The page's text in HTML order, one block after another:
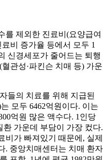
를 제외한 진료비(요양급여
비 증가율 등에서 모두 1
신경세포가 줄어드는 퇴행
관성·파킨슨 치매 등) 가운
들의 치료를 위해 지급된
모두 6462억원이다. 이는
억원 많은 액수다. 1인당
환 가운데 부담이 가장 컸다.
비가 빠져있기 때문에, 실제
. 중앙치매센터는 치매 환자